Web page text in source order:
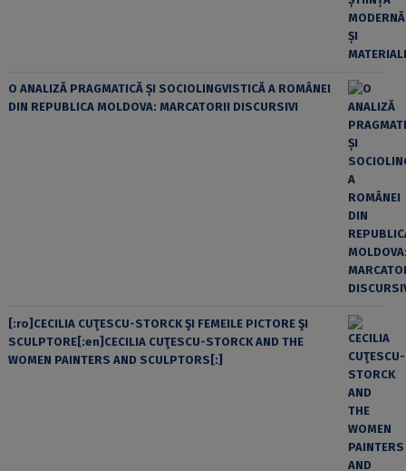
O ANALIZĂ PRAGMATICĂ ȘI SOCIOLINGVISTICĂ A ROMÂNEI
DIN REPUBLICA MOLDOVA: MARCATORII DISCURSIVI
[:ro]CECILIA CUŢESCU-STORCK ŞI FEMEILE PICTORE ŞI
SCULPTORE[:en]CECILIA CUŢESCU-STORCK AND THE
WOMEN PAINTERS AND SCULPTORS[:]